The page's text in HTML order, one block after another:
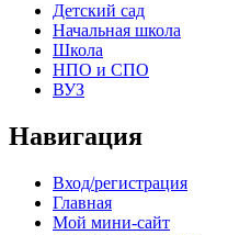
Детский сад
Начальная школа
Школа
НПО и СПО
ВУЗ
Навигация
Вход/регистрация
Главная
Мой мини-сайт